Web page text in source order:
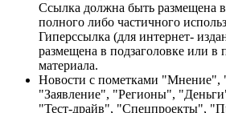
Ссылка должна быть размещена
полного либо частичного
Гиперссылка (для интернет-
размещена в подзаголовке или в
материала.
Новости с пометками "Мнение",
"Заявление", "Регионы",
"Тест-драйв", "Спецпроекты",